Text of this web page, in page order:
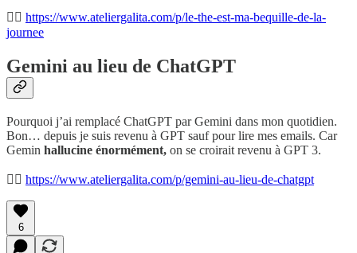
👉🏾 https://www.ateliergalita.com/p/le-the-est-ma-bequille-de-la-
journee
Gemini au lieu de ChatGPT
Pourquoi j’ai remplacé ChatGPT par Gemini dans mon quotidien.
Bon… depuis je suis revenu à GPT sauf pour lire mes emails. Car
Gemin hallucine énormément, on se croirait revenu à GPT 3.
👉🏾 https://www.ateliergalita.com/p/gemini-au-lieu-de-chatgpt
6